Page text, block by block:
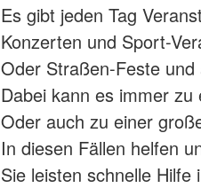
Es gibt jeden Tag
Konzerten und Sport-
Oder Straßen-Feste und
Dabei kann es immer
Oder auch zu einer
In diesen Fällen helfen
Sie leisten schnelle